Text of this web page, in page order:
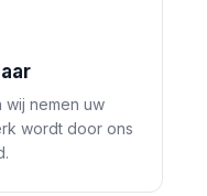
nemen uw
wordt door ons